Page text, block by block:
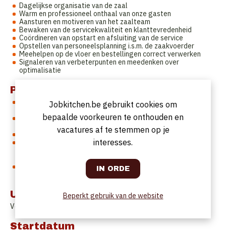
Dagelijkse organisatie van de zaal
Warm en professioneel onthaal van onze gasten
Aansturen en motiveren van het zaalteam
Bewaken van de servicekwaliteit en klanttevredenheid
Coördineren van opstart en afsluiting van de service
Opstellen van personeelsplanning i.s.m. de zaakvoerder
Meehelpen op de vloer en bestellingen correct verwerken
Signaleren van verbeterpunten en meedenken over
optimalisatie
Profiel
Je hebt aantoonbare ervaring als zaalverantwoordelijke of
maître d'hôtel
Je bent een natuurlijke gastheer/gastvrouw met oog voor
Je blijft kalm onder druk en behoudt steeds het overzicht
Je hebt leidinggevende capaciteiten en een positieve,
Frans of Engels is een plus
Je werkt graag in team en hecht waarde aan een sterke
Uurrooster
Voltijds.
Startdatum
Jobkitchen.be gebruikt cookies om
bepaalde voorkeuren te onthouden en
vacatures af te stemmen op je
interesses.
Beperkt gebruik van de website